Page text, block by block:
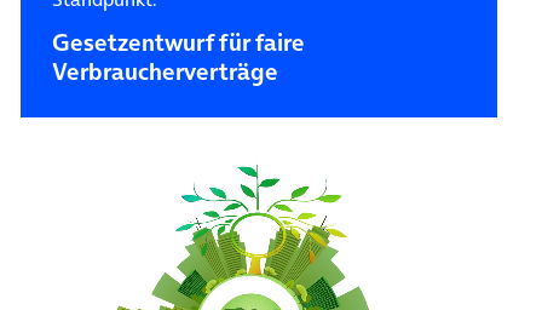
Gesetzentwurf für faire
Verbraucherverträge